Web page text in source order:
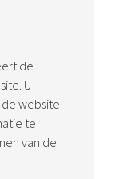
de
U
website
te
van de